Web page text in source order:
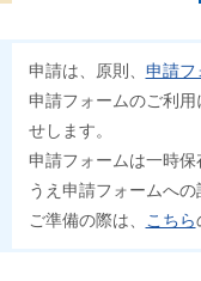
申請は、原則、 申請フ
申請フォームのご利
せします。
申請フォームは一時
うえ申請フォームへ
ご準備の際は、
こちら